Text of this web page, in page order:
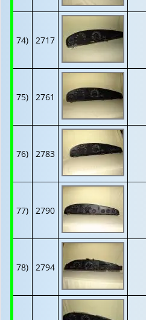
74) 2717
75) 2761
76) 2783
77) 2790
78) 2794